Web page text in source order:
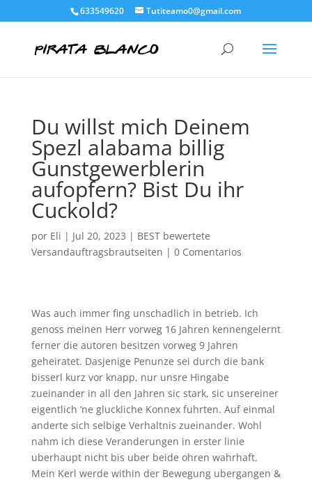
633549620 Tutiteamo0@gmail.com
Du willst mich Deinem
Spezl alabama billig
Gunstgewerblerin
aufopfern? Bist Du ihr
Cuckold?
por Eli | Jul 20, 2023 | BEST bewertete
Versandauftragsbrautseiten | 0 Comentarios
Was auch immer fing unschadlich in betrieb. Ich
genoss meinen Herr vorweg 16 Jahren kennengelernt
ferner die autoren besitzen vorweg 9 Jahren
geheiratet. Dasjenige Penunze sei durch die bank
bisserl kurz vor knapp, nur unsre Hingabe
zueinander in all den Jahren sic stark, sic unsereiner
eigentlich ‘ne gluckliche Konnex fuhrten. Auf einmal
anderte sich selbige Verhaltnis zueinander. Wohl
nahm ich diese Veranderungen in erster linie
uberhaupt nicht bis uber beide ohren wahrhaft.
Mein Kerl werde within der Bewegung ubergangen &